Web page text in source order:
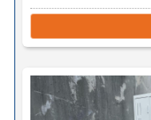
上荷台渡し）
■千葉県・埼玉県 1
上荷台渡し）
上荷台渡し）